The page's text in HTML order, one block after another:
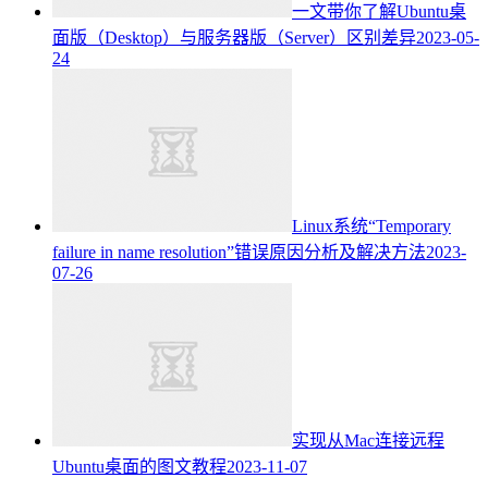
一文带你了解Ubuntu桌
面版（Desktop）与服务器版（Server）区别差异2023-05-
24
Linux系统“Temporary
failure in name resolution”错误原因分析及解决方法2023-
07-26
实现从Mac连接远程
Ubuntu桌面的图文教程2023-11-07